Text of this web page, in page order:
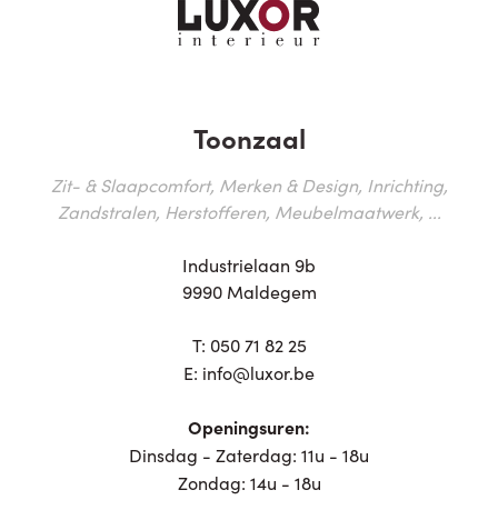
Toonzaal
Zit- & Slaapcomfort, Merken & Design, Inrichting,
Zandstralen, Herstofferen, Meubelmaatwerk, ...
Industrielaan 9b
9990 Maldegem
T: 050 71 82 25
E: info@luxor.be
Openingsuren:
Dinsdag - Zaterdag: 11u - 18u
Zondag: 14u - 18u